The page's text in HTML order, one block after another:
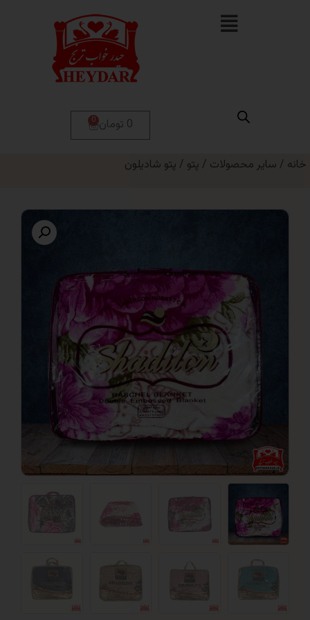
محصولات /پتو/ پتو شادیلون